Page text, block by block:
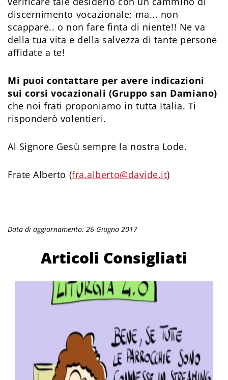
discernimento vocazionale; ma... non
scappare.. o non fare finta di niente!! Ne va
della tua vita e della salvezza di tante persone
affidate a te!
Mi puoi contattare per avere indicazioni
sui corsi vocazionali (Gruppo san Damiano)
che noi frati proponiamo in tutta Italia. Ti
risponderò volentieri.
Al Signore Gesù sempre la nostra Lode.
Frate Alberto (fra.alberto@davide.it)
Data di aggiornamento: 26 Giugno 2017
Articoli Consigliati